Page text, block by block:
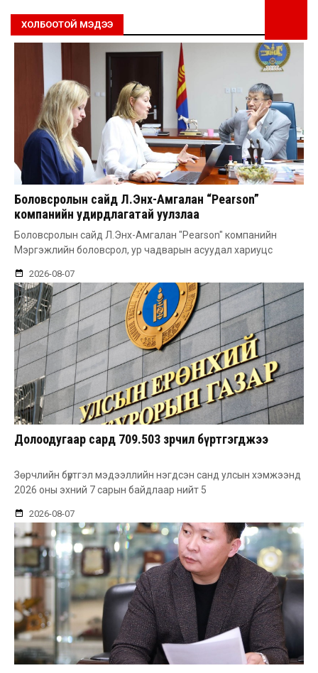
ХОЛБООТОЙ МЭДЭЭ
Боловсролын сайд Л.Энх-Амгалан “Pearson”
компанийн удирдлагатай уулзлаа
Боловсролын сайд Л.Энх-Амгалан "Pearson" компанийн
Мэргэжлийн боловсрол, ур чадварын асуудал хариуцс
2026-08-07
Долоодугаар сард 709.503 зөрчил бүртгэгджээ
Зөрчлийн бүртгэл мэдээллийн нэгдсэн санд улсын хэмжээнд
2026 оны эхний 7 сарын байдлаар нийт 5
2026-08-07